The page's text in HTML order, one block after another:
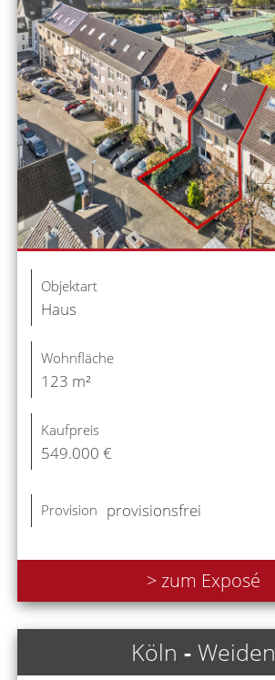
Objektart
Haus
Wohnfläche
123 m²
Kaufpreis
549.000 €
Provision provisionsfrei
> zum Exposé
Köln -Weiden